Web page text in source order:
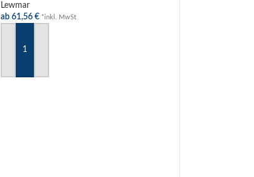
Lewmar
ab 61,56 € *inkl. MwSt